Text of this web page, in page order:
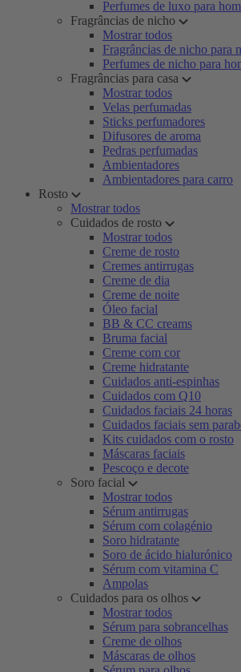
Perfumes de luxo para
Fragrâncias de nicho
Mostrar todos
Fragrâncias de nicho para
Perfumes de nicho para
Fragrâncias para casa
Mostrar todos
Velas perfumadas
Sticks perfumadores
Difusores de aroma
Pedras perfumadas
Ambientadores
Ambientadores para carro
Rosto
Mostrar todos
Cuidados de rosto
Mostrar todos
Creme de rosto
Cremes antirrugas
Creme de dia
Creme de noite
Óleo facial
BB & CC creams
Bruma facial
Creme com cor
Creme hidratante
Cuidados anti-espinhas
Cuidados com Q10
Cuidados faciais 24 horas
Cuidados faciais sem
Kits cuidados com o rosto
Máscaras faciais
Pescoço e decote
Soro facial
Mostrar todos
Sérum antirrugas
Sérum com colagénio
Soro hidratante
Soro de ácido hialurónico
Sérum com vitamina C
Ampolas
Cuidados para os olhos
Mostrar todos
Sérum para sobrancelhas
Creme de olhos
Máscaras de olhos